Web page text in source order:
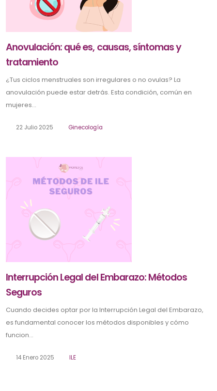
Anovulación: qué es, causas, síntomas y
tratamiento
¿Tus ciclos menstruales son irregulares o no ovulas? La
anovulación puede estar detrás. Esta condición, común en
mujeres...
22 Julio 2025 Ginecología
Interrupción Legal del Embarazo: Métodos
Seguros
Cuando decides optar por la Interrupción Legal del Embarazo,
es fundamental conocer los métodos disponibles y cómo
funcion...
14 Enero 2025 ILE